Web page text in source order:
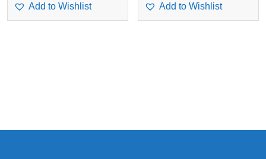
Add to Wishlist Add to Wishlist